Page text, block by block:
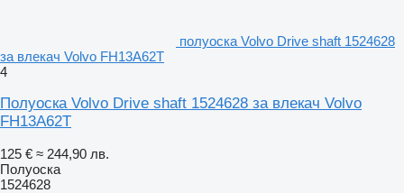
полуоска Volvo Drive shaft 1524628
за влекач Volvo FH13A62T
4
Полуоска Volvo Drive shaft 1524628 за влекач Volvo
FH13A62T
125 € ≈ 244,90 лв.
Полуоска
1524628